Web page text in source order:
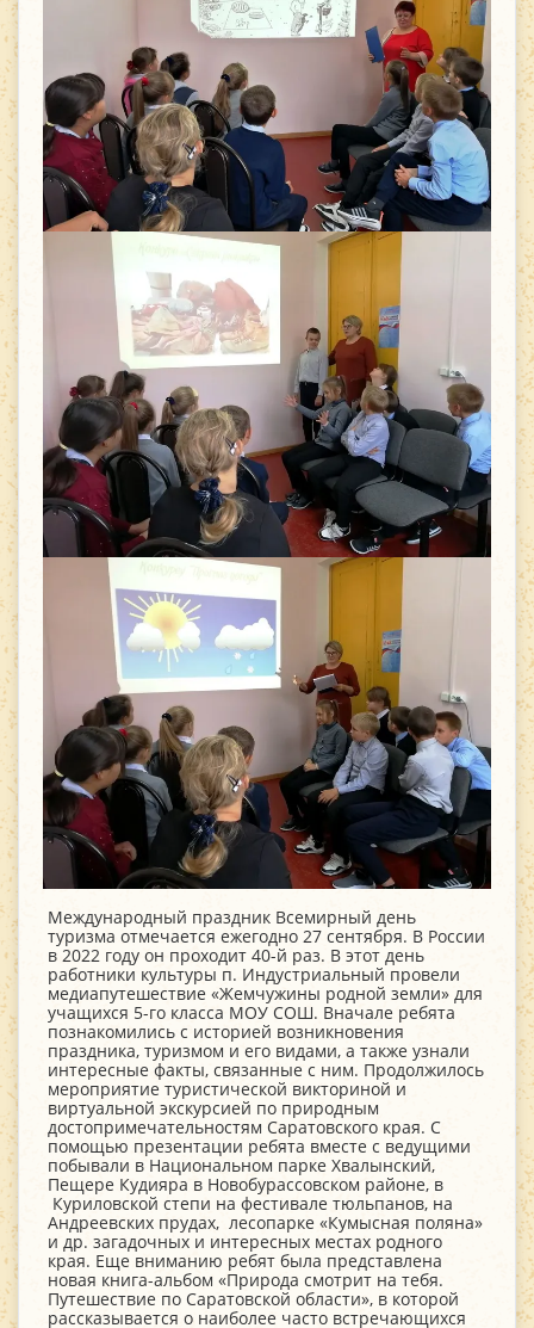
Международный праздник Всемирный день
туризма отмечается ежегодно 27 сентября. В России
в 2022 году он проходит 40-й раз. В этот день
работники культуры п. Индустриальный провели
медиапутешествие «Жемчужины родной земли» для
учащихся 5-го класса МОУ СОШ. Вначале ребята
познакомились с историей возникновения
праздника, туризмом и его видами, а также узнали
интересные факты, связанные с ним. Продолжилось
мероприятие туристической викториной и
виртуальной экскурсией по природным
достопримечательностям Саратовского края. С
помощью презентации ребята вместе с ведущими
побывали в Национальном парке Хвалынский,
Пещере Кудияра в Новобурассовском районе, в
Куриловской степи на фестивале тюльпанов, на
Андреевских прудах, лесопарке «Кумысная поляна»
и др. загадочных и интересных местах родного
края. Еще вниманию ребят была представлена
новая книга-альбом «Природа смотрит на тебя.
Путешествие по Саратовской области», в которой
рассказывается о наиболее часто встречающихся